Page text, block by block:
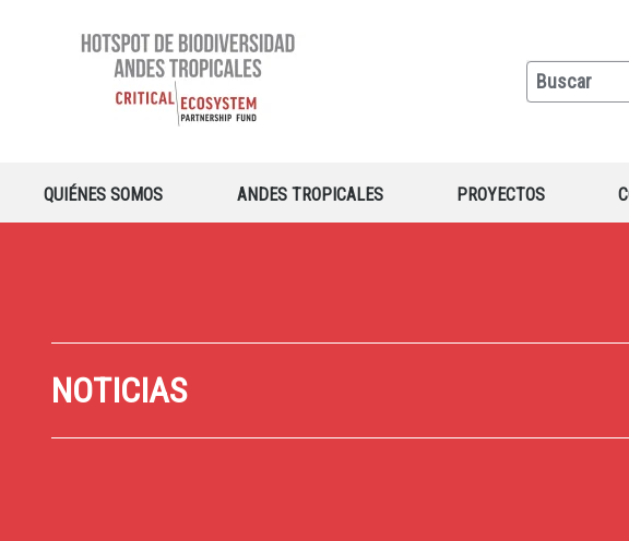
QUIÉNES SOMOS ANDES TROPICALES PROYECTOS
NOTICIAS